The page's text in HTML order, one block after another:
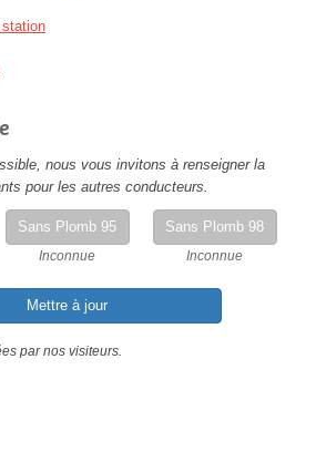
nous vous invitons à renseigner la
pour les autres conducteurs.
Sans Plomb 95
Inconnue
Sans Plomb 98
Inconnue
Mettre à jour
par nos visiteurs.